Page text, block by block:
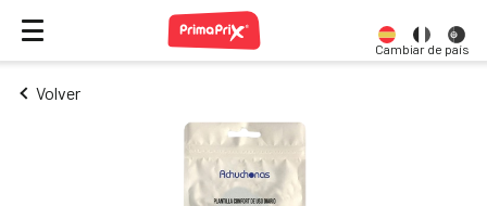
Cambiar de país
Volver